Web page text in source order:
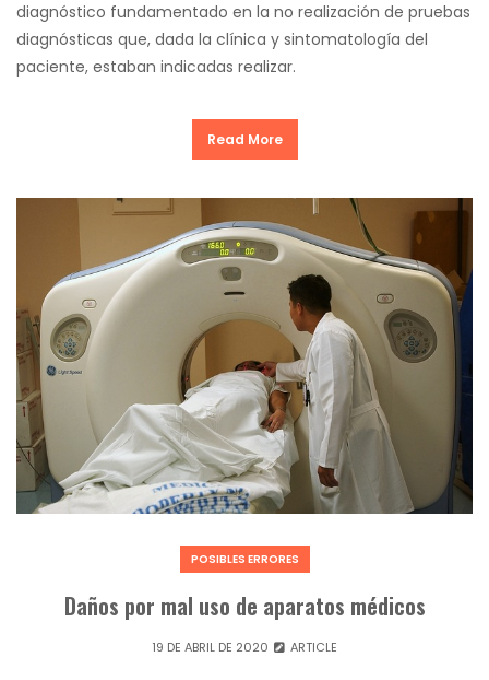
diagnóstico fundamentado en la no realización de pruebas
diagnósticas que, dada la clínica y sintomatología del
paciente, estaban indicadas realizar.
Read More
POSIBLES ERRORES
Daños por mal uso de aparatos médicos
19 DE ABRIL DE 2020 ARTICLE